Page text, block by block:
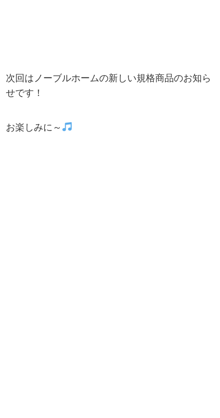
次回はノーブルホームの新しい規格商品のお知ら
せです！
お楽しみに～